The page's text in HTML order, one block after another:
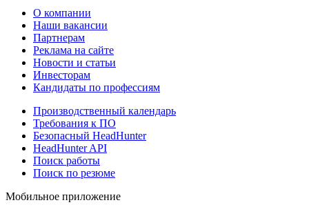
О компании
Наши вакансии
Партнерам
Реклама на сайте
Новости и статьи
Инвесторам
Кандидаты по профессиям
Производственный календарь
Требования к ПО
Безопасный HeadHunter
HeadHunter API
Поиск работы
Поиск по резюме
Мобильное приложение